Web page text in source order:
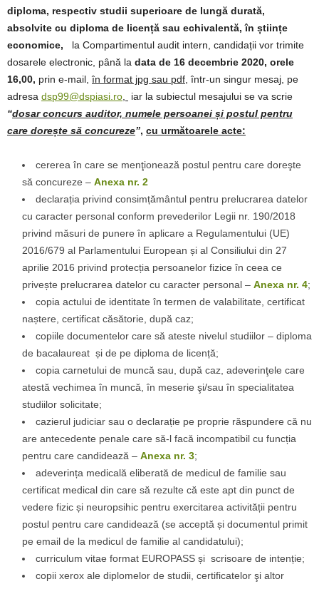
diploma, respectiv studii superioare de lungă durată,
absolvite cu diploma de licență sau echivalentă, în științe
economice, la Compartimentul audit intern, candidații vor trimite
dosarele electronic, până la data de 16 decembrie 2020, orele
16,00, prin e-mail, în format jpg sau pdf , într-un singur mesaj, pe
adresa dsp99@dspiasi.ro
iar la subiectul mesajului se va scrie
“dosar concurs auditor, numele persoanei și postul pentru
care dorește să concureze”, cu următoarele acte:
cererea în care se menţionează postul pentru care doreşte
să concureze – Anexa nr. 2
declarația privind consimțământul pentru prelucrarea datelor
cu caracter personal conform prevederilor Legii nr. 190/2018
privind măsuri de punere în aplicare a Regulamentului (UE)
2016/679 al Parlamentului European și al Consiliului din 27
aprilie 2016 privind protecția persoanelor fizice în ceea ce
privește prelucrarea datelor cu caracter personal – Anexa nr. 4;
copia actului de identitate în termen de valabilitate, certificat
naștere, certificat căsătorie, după caz;
copiile documentelor care să ateste nivelul studiilor – diploma
de bacalaureat și de pe diploma de licență;
copia carnetului de muncă sau, după caz, adeverinţele care
atestă vechimea în muncă, în meserie şi/sau în specialitatea
studiilor solicitate;
cazierul judiciar sau o declarație pe proprie răspundere că nu
are antecedente penale care să-l facă incompatibil cu funcția
pentru care candidează – Anexa nr. 3;
adeverința medicală eliberată de medicul de familie sau
certificat medical din care să rezulte că este apt din punct de
vedere fizic și neuropsihic pentru exercitarea activității pentru
postul pentru care candidează (se acceptă și documentul primit
pe email de la medicul de familie al candidatului);
curriculum vitae format EUROPASS și scrisoare de intenție;
copii xerox ale diplomelor de studii, certificatelor şi altor